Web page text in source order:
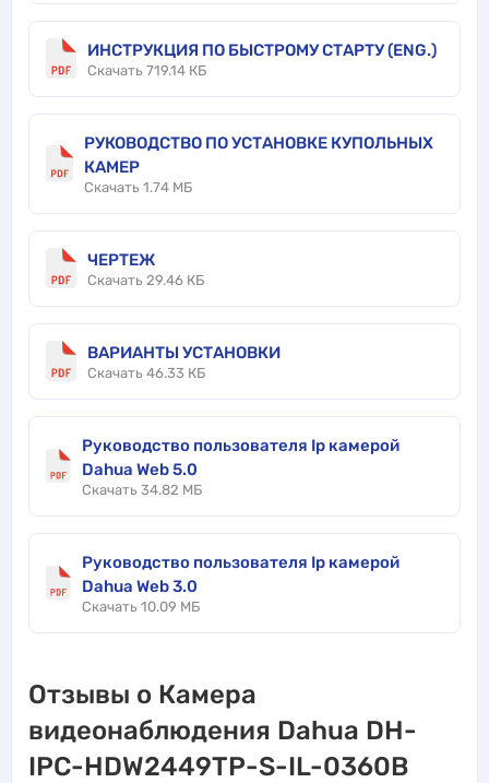
ИНСТРУКЦИЯ ПО БЫСТРОМУ СТАРТУ (ENG.)
Скачать 719.14 КБ
РУКОВОДСТВО ПО УСТАНОВКЕ КУПОЛЬНЫХ
КАМЕР
Скачать 1.74 МБ
ЧЕРТЕЖ
Скачать 29.46 КБ
ВАРИАНТЫ УСТАНОВКИ
Скачать 46.33 КБ
Руководство пользователя Ip камерой
Dahua Web 5.0
Скачать 34.82 МБ
Руководство пользователя Ip камерой
Dahua Web 3.0
Скачать 10.09 МБ
Отзывы о Камера
видеонаблюдения Dahua DH-
IPC-HDW2449TP-S-IL-0360B